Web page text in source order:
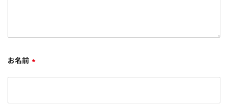
お名前 *